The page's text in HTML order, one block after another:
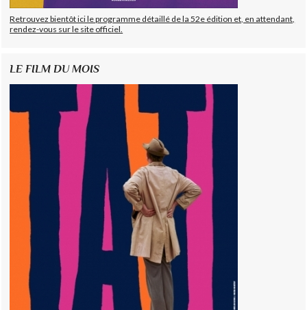
Retrouvez bientôt ici le programme détaillé de la 52e édition et, en attendant,
rendez-vous sur le site officiel.
LE FILM DU MOIS